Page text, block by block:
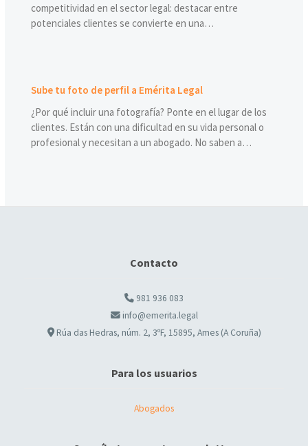
competitividad en el sector legal: destacar entre
potenciales clientes se convierte en una…
Sube tu foto de perfil a Emérita Legal
¿Por qué incluir una fotografía? Ponte en el lugar de los
clientes. Están con una dificultad en su vida personal o
profesional y necesitan a un abogado. No saben a…
Contacto
981 936 083
info@emerita.legal
Rúa das Hedras, núm. 2, 3ºF, 15895, Ames (A Coruña)
Para los usuarios
Abogados